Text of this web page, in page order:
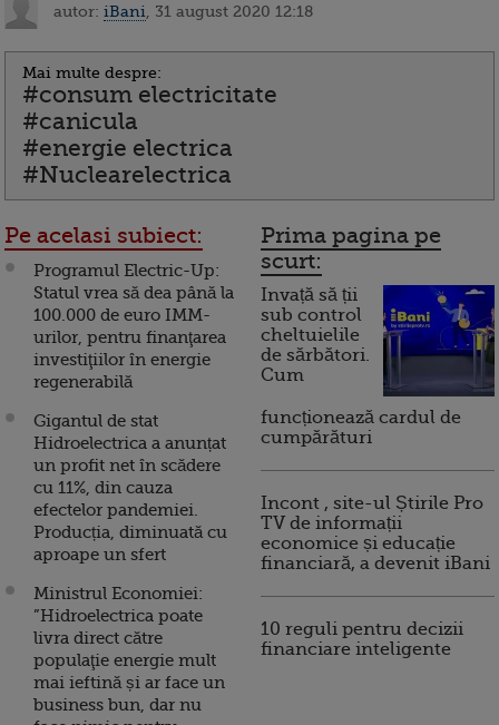
autor: iBani , 31 august 2020 12:18
Mai multe despre:
#consum electricitate
#canicula
#energie electrica
#Nuclearelectrica
Pe acelasi subiect:
Programul Electric-Up:
Statul vrea să dea până la
100.000 de euro IMM-
urilor, pentru finanţarea
investiţiilor în energie
regenerabilă
Gigantul de stat
Hidroelectrica a anunțat
un profit net în scădere
cu 11%, din cauza
efectelor pandemiei.
Producția, diminuată cu
aproape un sfert
Ministrul Economiei:
”Hidroelectrica poate
livra direct către
populaţie energie mult
mai ieftină și ar face un
business bun, dar nu
Prima pagina pe
scurt:
Invață să ții
sub control
cheltuielile
de sărbători.
Cum
funcționează cardul de
cumpărături
Incont , site-ul Știrile Pro
TV de informații
economice și educație
financiară, a devenit iBani
10 reguli pentru decizii
financiare inteligente